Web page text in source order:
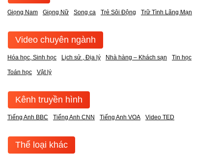
Giọng Nam Giọng Nữ Song ca Trẻ Sôi Động Trữ Tình Lãng Mạn
Video chuyên ngành
Hóa học, Sinh học Lịch sử , Địa lý Nhà hàng – Khách sạn Tin học
Toán học Vật lý
Kênh truyền hình
Tiếng Anh BBC Tiếng Anh CNN Tiếng Anh VOA Video TED
Thể loại khác